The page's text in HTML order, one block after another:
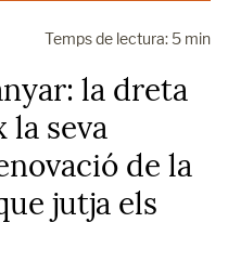
Temps de lectura: 5 min
la dreta
la seva
de la
jutja els